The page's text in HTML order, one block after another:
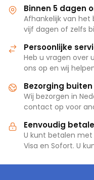
Binnen 5 dagen
Afhankelijk van het
vijf dagen of zelfs
Persoonlijke
Heb u vragen over
ons op en wij
Bezorging
Wij bezorgen in
contact op voor
Eenvoudig
U kunt betalen met
Visa en Sofort. U